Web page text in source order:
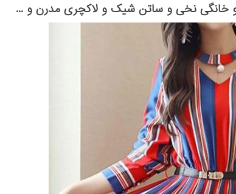
خانگی نخی و ساتن شیک و لاکچری مدرن و ...